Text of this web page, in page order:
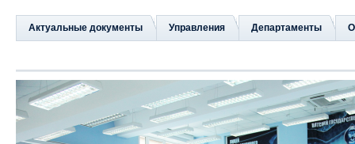
Актуальные документы Управления Департаменты